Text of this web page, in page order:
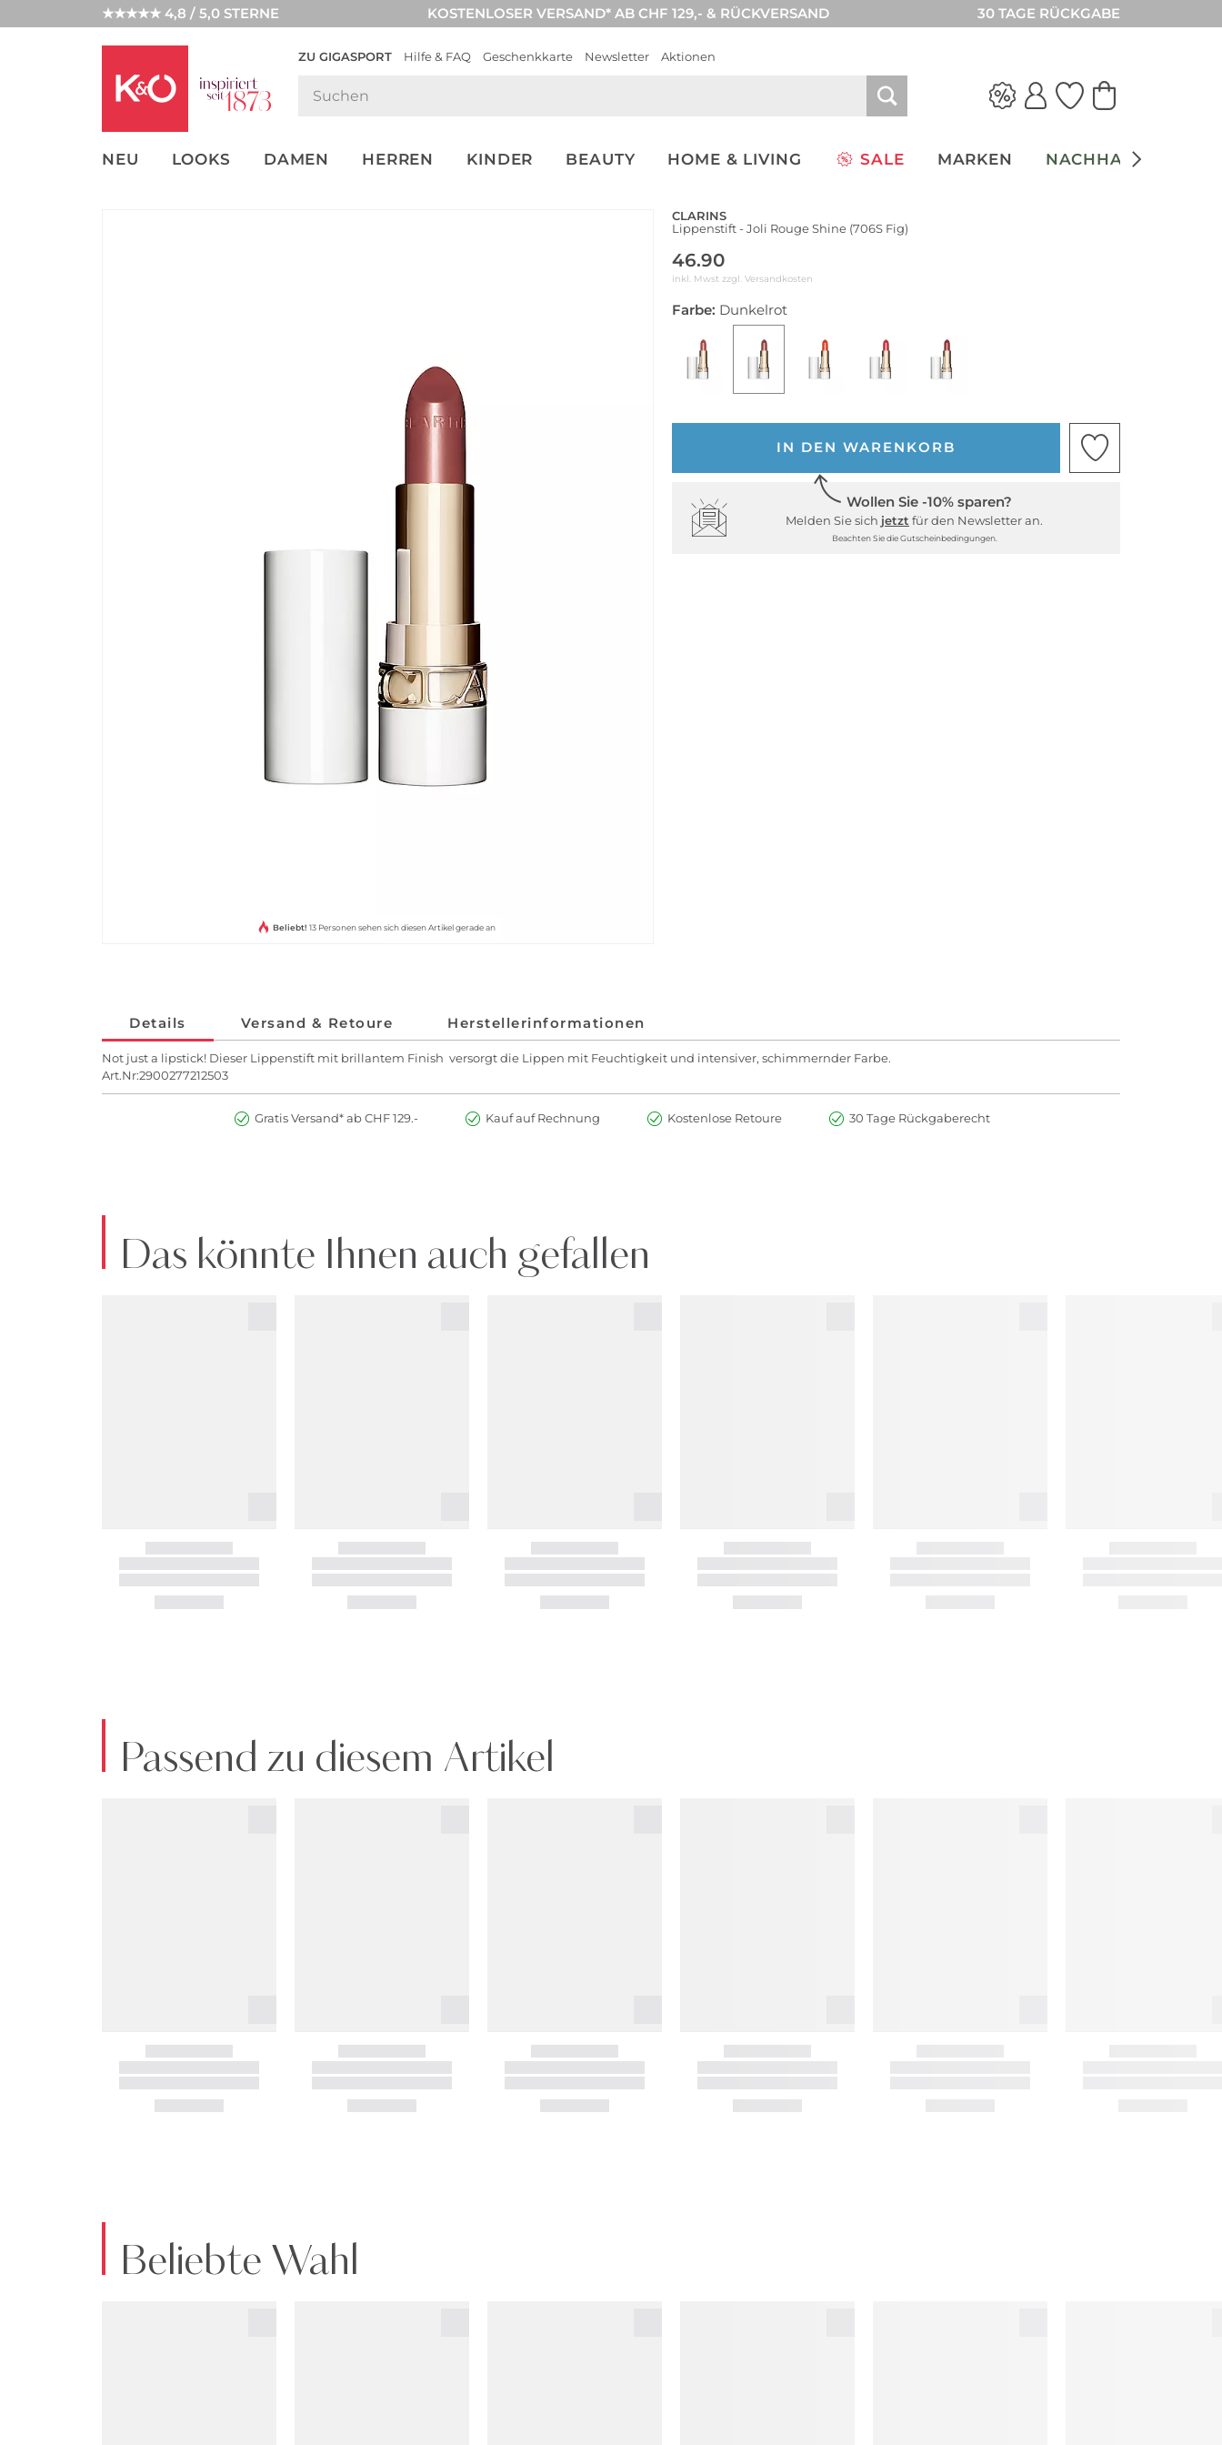
★★★★★ 4,8 / 5,0 STERNE KOSTENLOSER VERSAND* AB CHF 129,- & RÜCKVERSAND 30 TAGE RÜCKGABE
ZU GIGASPORT Hilfe & FAQ Geschenkkarte Newsletter Aktionen
NEU LOOKS DAMEN HERREN KINDER BEAUTY HOME & LIVING SALE MARKEN NACHHALTIGKEIT
NEW IN
WEDDING
Beliebt! 13 Personen sehen sich diesen Artikel gerade an
CLARINS
Lippenstift - Joli Rouge Shine (706S Fig)
46.90
inkl. Mwst zzgl. Versandkosten
Farbe: Dunkelrot
IN DEN WARENKORB
Wollen Sie -10% sparen?
Melden Sie sich jetzt für den Newsletter an.
Beachten Sie die Gutscheinbedingungen.
Details Versand & Retoure Herstellerinformationen
Not just a lipstick! Dieser Lippenstift mit brillantem Finish versorgt die Lippen mit Feuchtigkeit und intensiver, schimmernder Farbe.
Art.Nr:2900277212503
Gratis Versand* ab CHF 129.- Kauf auf Rechnung Kostenlose Retoure 30 Tage Rückgaberecht
Das könnte Ihnen auch gefallen
Passend zu diesem Artikel
Beliebte Wahl